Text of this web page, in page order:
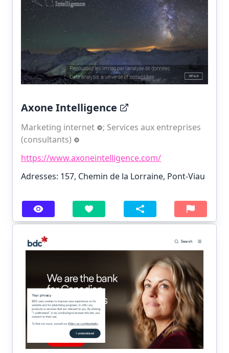
Axone Intelligence
Marketing internet ; Services aux entreprises
(consultants)
https://www.axoneintelligence.com/
Adresses: 157, Chemin de la Lorraine, Pont-Viau